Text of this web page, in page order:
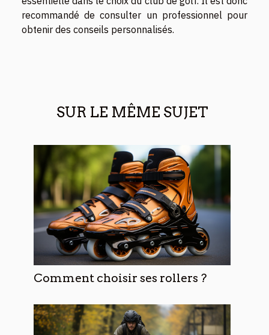
recommandé de consulter un professionnel pour
obtenir des conseils personnalisés.
SUR LE MÊME SUJET
Comment choisir ses rollers ?